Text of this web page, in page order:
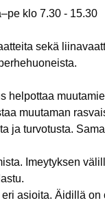
klo 7.30 - 15.30
sekä
helpottaa
muutaman
ja turvotusta.
Imeytyksen
asioita. Äidillä